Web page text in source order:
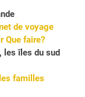
de voyage
Que faire?
les îles du sud
familles